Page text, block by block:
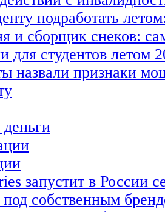
подработать
и сборщик снеков:
для студентов летом
назвали признаки
запустит в России
под собственным